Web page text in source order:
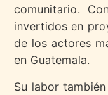
comunitario.
invertidos en
de los actores
en Guatemala.
Su labor